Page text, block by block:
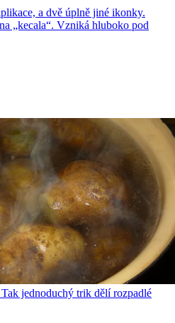
a dvě úplně jiné ikonky.
„kecala“. Vzniká hluboko pod
jednoduchý trik dělí rozpadlé